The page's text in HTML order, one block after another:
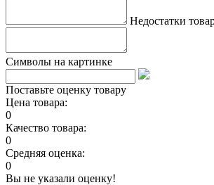
Недостатки
Символы на картинке
Поставьте оценку товару
Цена товара:
0
Качество товара:
0
Средняя оценка:
0
Вы не указали оценку!